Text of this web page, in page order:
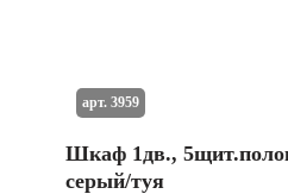
Шкаф 1дв.,
серый/туя
арт. 3959